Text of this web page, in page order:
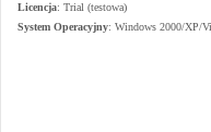
Licencja: Trial (testowa)
System Operacyjny: Windows 2000/XP/